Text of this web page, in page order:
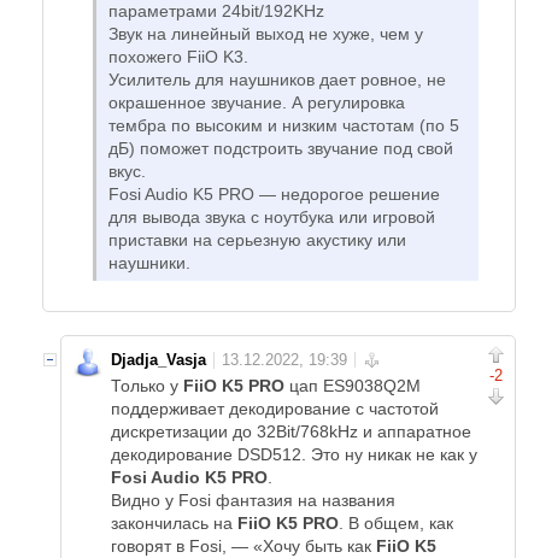
параметрами 24bit/192KHz
Звук на линейный выход не хуже, чем у
похожего FiiO K3.
Усилитель для наушников дает ровное, не
окрашенное звучание. А регулировка
тембра по высоким и низким частотам (по 5
дБ) поможет подстроить звучание под свой
вкус.
Fosi Audio K5 PRO — недорогое решение
для вывода звука с ноутбука или игровой
приставки на серьезную акустику или
наушники.
-2
Djadja_Vasja
Только у FiiO K5 PRO цап ES9038Q2M
поддерживает декодирование с частотой
дискретизации до 32Bit/768kHz и аппаратное
декодирование DSD512. Это ну никак не как у
Fosi Audio K5 PRO
Видно у Fosi фантазия на названия
закончилась на FiiO K5 PRO . В общем, как
говорят в Fosi, — «Хочу быть как FiiO K5